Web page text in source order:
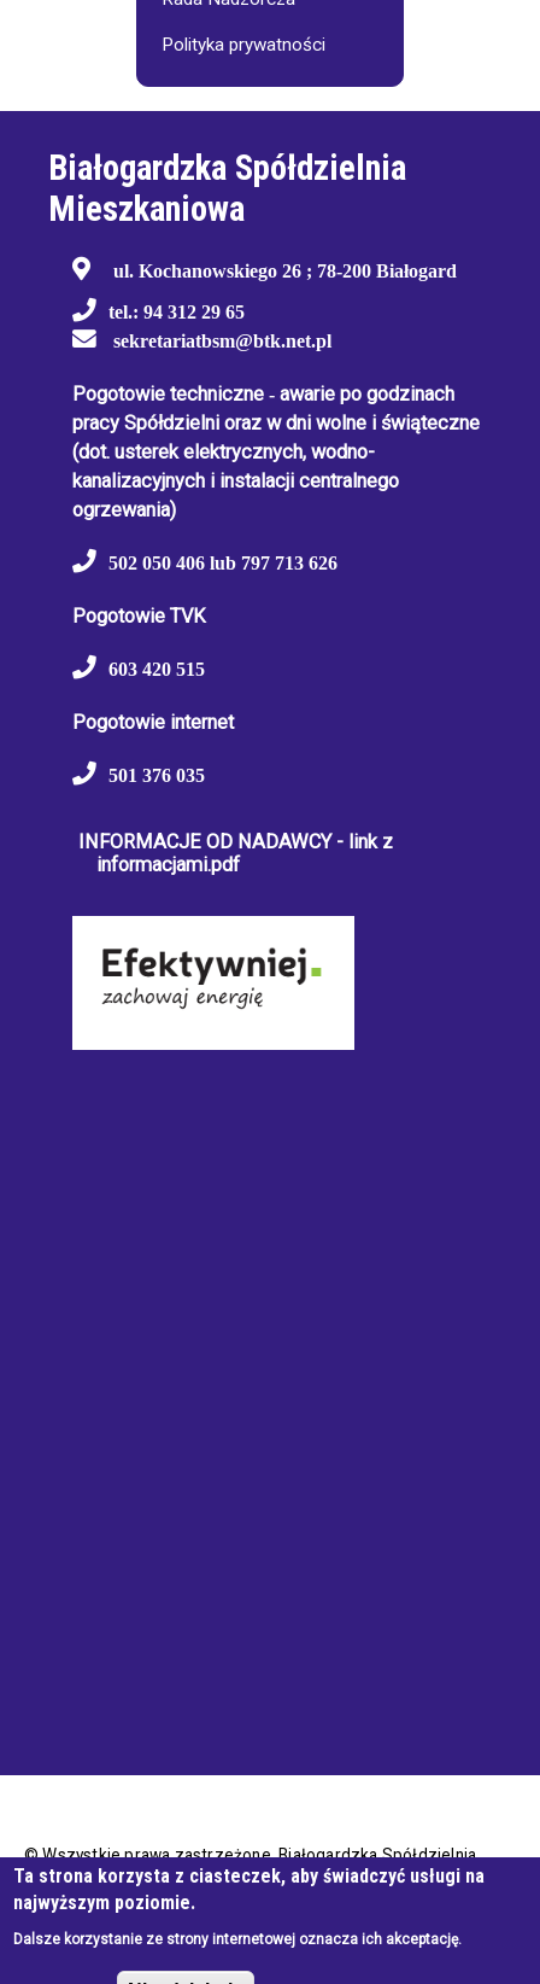
Polityka prywatności
Białogardzka Spółdzielnia
Mieszkaniowa
ul. Kochanowskiego 26 ; 78-200 Białogard
tel.: 94 312 29 65
sekretariatbsm@btk.net.pl
Pogotowie techniczne - awarie po godzinach
pracy Spółdzielni oraz w dni wolne i świąteczne
(dot. usterek elektrycznych, wodno-
kanalizacyjnych i instalacji centralnego
ogrzewania)
502 050 406 lub 797 713 626
Pogotowie TVK
603 420 515
Pogotowie internet
501 376 035
INFORMACJE OD NADAWCY - link z
informacjami.pdf
© Wszystkie prawa zastrzeżone, Białogardzka Spółdzielnia
Mieszkaniowa
Ta strona korzysta z ciasteczek, aby świadczyć usługi na
najwyższym poziomie.
Dalsze korzystanie ze strony internetowej oznacza ich akceptację.